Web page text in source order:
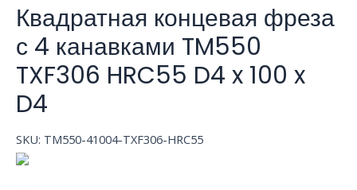
Квадратная концевая фреза
с 4 канавками TM550
TXF306 HRC55 D4 x 100 x
D4
SKU: TM550-41004-TXF306-HRC55